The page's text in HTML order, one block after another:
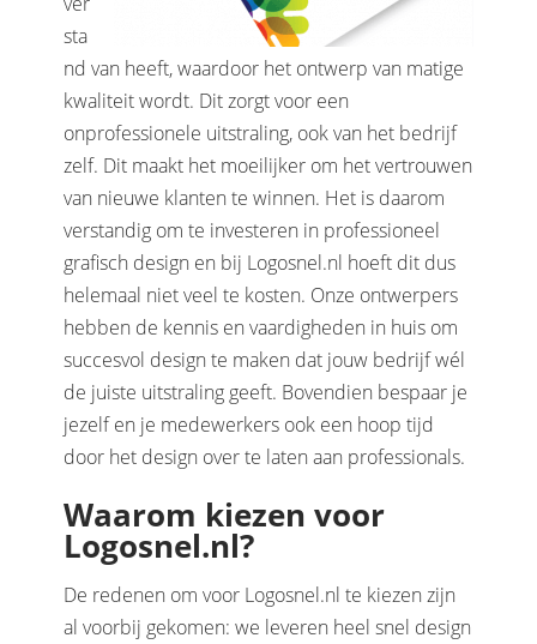
sta
nd van heeft, waardoor het ontwerp van matige
kwaliteit wordt. Dit zorgt voor een
onprofessionele uitstraling, ook van het bedrijf
zelf. Dit maakt het moeilijker om het vertrouwen
van nieuwe klanten te winnen. Het is daarom
verstandig om te investeren in professioneel
grafisch design en bij Logosnel.nl hoeft dit dus
helemaal niet veel te kosten. Onze ontwerpers
hebben de kennis en vaardigheden in huis om
succesvol design te maken dat jouw bedrijf wél
de juiste uitstraling geeft. Bovendien bespaar je
jezelf en je medewerkers ook een hoop tijd
door het design over te laten aan professionals.
Waarom kiezen voor
Logosnel.nl?
De redenen om voor Logosnel.nl te kiezen zijn
al voorbij gekomen: we leveren heel snel design